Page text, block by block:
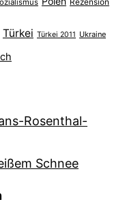
Rezension
Türkei Türkei 2011 Ukraine